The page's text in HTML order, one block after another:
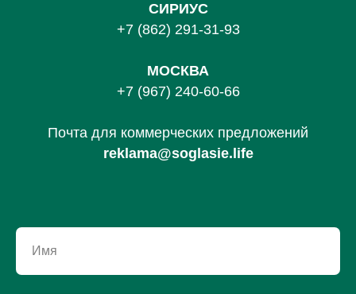
СИРИУС
+7 (862) 291-31-93
МОСКВА
+7 (967) 240-60-66
Почта для коммерческих предложений
reklama@soglasie.life
Имя